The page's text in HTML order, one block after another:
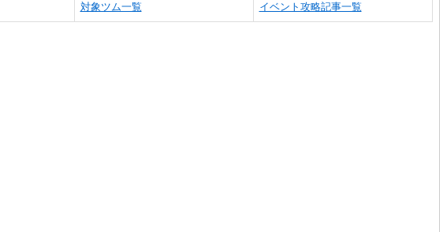
対象ツム一覧 イベント攻略記事一覧